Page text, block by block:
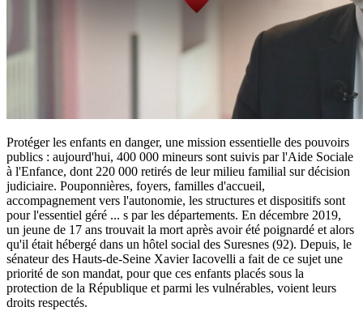
Protéger les enfants en danger, une mission essentielle des pouvoirs
publics : aujourd'hui, 400 000 mineurs sont suivis par l'Aide Sociale
à l'Enfance, dont 220 000 retirés de leur milieu familial sur décision
judiciaire. Pouponnières, foyers, familles d'accueil,
accompagnement vers l'autonomie, les structures et dispositifs sont
pour l'essentiel géré ... s par les départements. En décembre 2019,
un jeune de 17 ans trouvait la mort après avoir été poignardé et alors
qu'il était hébergé dans un hôtel social des Suresnes (92). Depuis, le
sénateur des Hauts-de-Seine Xavier Iacovelli a fait de ce sujet une
priorité de son mandat, pour que ces enfants placés sous la
protection de la République et parmi les vulnérables, voient leurs
droits respectés.